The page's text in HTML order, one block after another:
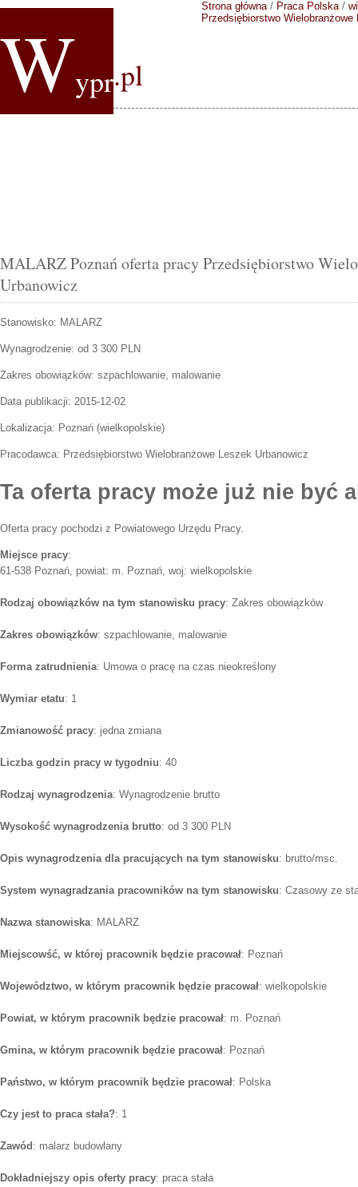
Wypr.pl
Strona główna/ Praca Polska/
Przedsiębiorstwo
MALARZ Poznań oferta pracy Przedsiębiorstwo
Urbanowicz
Stanowisko: MALARZ
Wynagrodzenie: od 3 300 PLN
Zakres obowiązków: szpachlowanie, malowanie
Data publikacji: 2015-12-02
Lokalizacja: Poznań (wielkopolskie)
Pracodawca: Przedsiębiorstwo Wielobranżowe Leszek Urbanowicz
Ta oferta pracy może już nie być
Oferta pracy pochodzi z Powiatowego Urzędu Pracy.
Miejsce pracy:
61-538 Poznań, powiat: m. Poznań, woj: wielkopolskie
Rodzaj obowiązków na tym stanowisku pracy: Zakres obowiązków
Zakres obowiązków: szpachlowanie, malowanie
Forma zatrudnienia: Umowa o pracę na czas nieokreślony
Wymiar etatu: 1
Zmianowość pracy: jedna zmiana
Liczba godzin pracy w tygodniu: 40
Rodzaj wynagrodzenia: Wynagrodzenie brutto
Wysokość wynagrodzenia brutto: od 3 300 PLN
Opis wynagrodzenia dla pracujących na tym stanowisku: brutto/msc.
System wynagradzania pracowników na tym stanowisku: Czasowy ze
Nazwa stanowiska: MALARZ
Miejscowść, w której pracownik będzie pracował: Poznań
Województwo, w którym pracownik będzie pracował: wielkopolskie
Powiat, w którym pracownik będzie pracował: m. Poznań
Gmina, w którym pracownik będzie pracował: Poznań
Państwo, w którym pracownik będzie pracował: Polska
Czy jest to praca stała?: 1
Zawód : malarz budowlany
Dokładniejszy opis oferty pracy: praca stała